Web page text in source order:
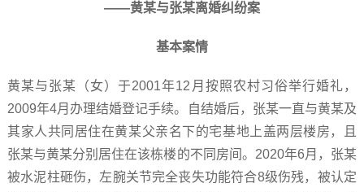
——黄某与张某离婚纠纷案
基本案情
黄某与张某（女）于2001年12月按照农村习俗举行婚礼，
2009年4月办理结婚登记手续。自结婚后，张某一直与黄某及
其家人共同居住在黄某父亲名下的宅基地上盖两层楼房，且
张某与黄某分别居住在该栋楼的不同房间。2020年6月，张某
被水泥柱砸伤，左腕关节完全丧失功能符合8级伤残，被认定